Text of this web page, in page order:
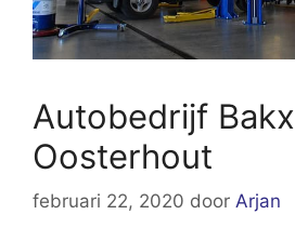
Autobedrijf Bakx
Oosterhout
februari 22, 2020 door Arjan